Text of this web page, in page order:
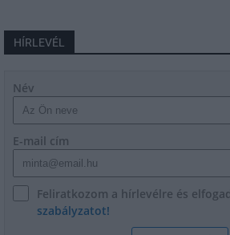
HÍRLEVÉL
Név
E-mail cím
Feliratkozom a hírlevélre és
szabályzatot!